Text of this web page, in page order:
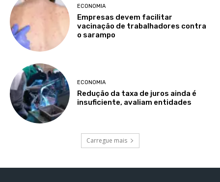
ECONOMIA
Empresas devem facilitar
vacinação de trabalhadores contra
o sarampo
ECONOMIA
Redução da taxa de juros ainda é
insuficiente, avaliam entidades
Carregue mais